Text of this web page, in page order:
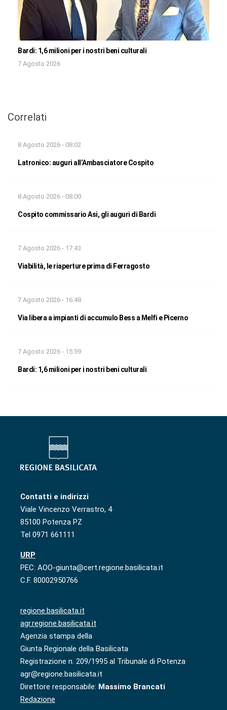
Bardi: 1,6 milioni per i nostri beni culturali
7 Agosto 2026
Correlati
8 Agosto 2026 - 08:02
Latronico: auguri all’Ambasciatore Cospito
8 Agosto 2026 - 08:00
Cospito commissario Asi, gli auguri di Bardi
7 Agosto 2026 - 17:43
Viabilità, le riaperture prima di Ferragosto
7 Agosto 2026 - 16:48
Via libera a impianti di accumulo Bess a Melfi e Picerno
7 Agosto 2026 - 15:59
Bardi: 1,6 milioni per i nostri beni culturali
Contatti e indirizzi
Viale Vincenzo Verrastro, 4
85100 Potenza PZ
Tel 0971 661111
URP
PEC: AOO-giunta@cert.regione.basilicata.it
C.F. 80002950766
regione.basilicata.it
agr.regione.basilicata.it
Agenzia stampa della
Giunta Regionale della Basilicata
Registrazione n. 209/1995 al Tribunale di Potenza
agr@regione.basilicata.it
Direttore responsabile: Massimo Brancati
Redazione